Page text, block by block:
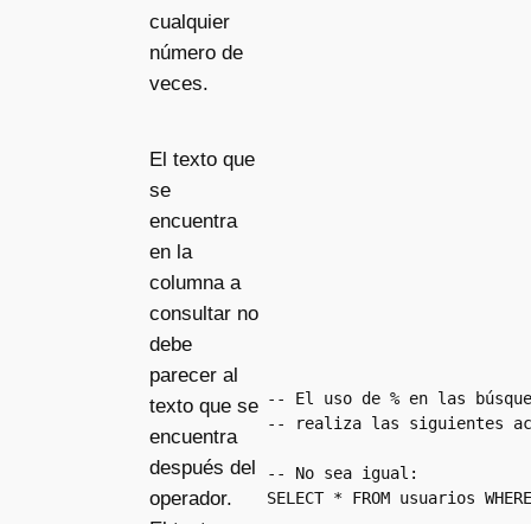
cualquier
número de
veces.
El texto que
se
encuentra
en la
columna a
consultar no
debe
parecer al
texto que se
encuentra
después del
operador.
-- El uso de % en las
-- realiza las siguientes
-- No sea igual:
SELECT * FROM usuarios